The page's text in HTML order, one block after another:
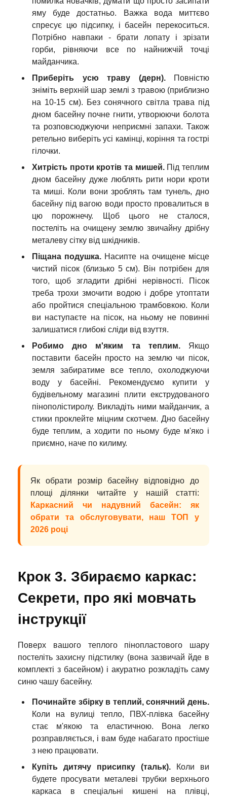
яму буде достатньо. Важка вода миттєво
спресує цю підсипку, і басейн перекоситься.
Потрібно навпаки - брати лопату і зрізати
горби, рівняючи все по найнижчій точці
майданчика.
Приберіть усю траву (дерн).Повністю
зніміть верхній шар землі з травою (приблизно
на 10-15 см). Без сонячного світла трава під
дном басейну почне гнити, утворюючи болота
та розповсюджуючи неприємні запахи. Також
ретельно виберіть усі камінці, коріння та гострі
гілочки.
Хитрість проти кротів та мишей.Під теплим
дном басейну дуже люблять рити нори кроти
та миші. Коли вони зроблять там тунель, дно
басейну під вагою води просто провалиться в
цю порожнечу. Щоб цього не сталося,
постеліть на очищену землю звичайну дрібну
металеву сітку від шкідників.
Піщана подушка. Насипте на очищене місце
чистий пісок (близько 5 см). Він потрібен для
того, щоб згладити дрібні нерівності. Пісок
треба трохи змочити водою і добре утоптати
або пройтися спеціальною трамбовкою. Коли
ви наступаєте на пісок, на ньому не повинні
залишатися глибокі сліди від взуття.
Робимо дно м'яким та теплим.Якщо
поставити басейн просто на землю чи пісок,
земля забиратиме все тепло, охолоджуючи
воду у басейні. Рекомендуємо купити у
будівельному магазині плити екструдованого
пінополістиролу. Викладіть ними майданчик, а
стики проклейте міцним скотчем. Дно басейну
буде теплим, а ходити по ньому буде м'яко і
приємно, наче по килиму.
Як обрати розмір басейну відповідно до
площі ділянки читайте у нашій статті:
Каркасний чи надувний басейн: як
обрати та обслуговувати, наш ТОП у
2026 році
Крок 3. Збираємо каркас:
Секрети, про які мовчать
інструкції
Поверх вашого теплого пінопластового шару
постеліть захисну підстилку (вона зазвичай йде в
комплекті з басейном) і акуратно розкладіть саму
синю чашу басейну.
Починайте збірку в теплий, сонячний день.
Коли на вулиці тепло, ПВХ-плівка басейну
стає м'якою та еластичною. Вона легко
розправляється, і вам буде набагато простіше
з нею працювати.
Купіть дитячу присипку (тальк). Коли ви
будете просувати металеві трубки верхнього
каркаса в спеціальні кишені на плівці,